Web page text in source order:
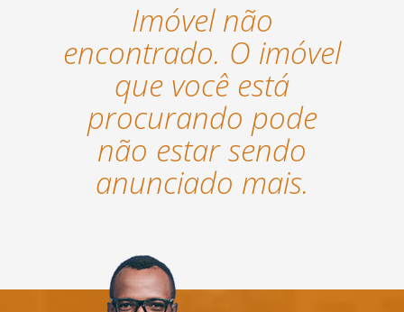
Imóvel não
encontrado. O imóvel
que você está
procurando pode
não estar sendo
anunciado mais.